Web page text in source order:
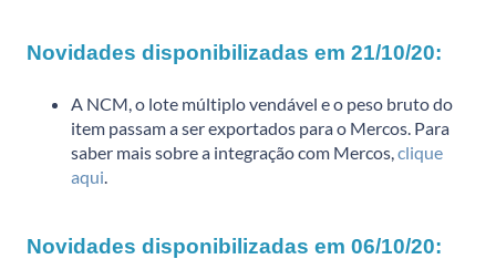
Novidades disponibilizadas em 21/10/20:
A NCM, o lote múltiplo vendável e o peso bruto do
item passam a ser exportados para o Mercos. Para
saber mais sobre a integração com Mercos, clique
aqui
Novidades disponibilizadas em 06/10/20: